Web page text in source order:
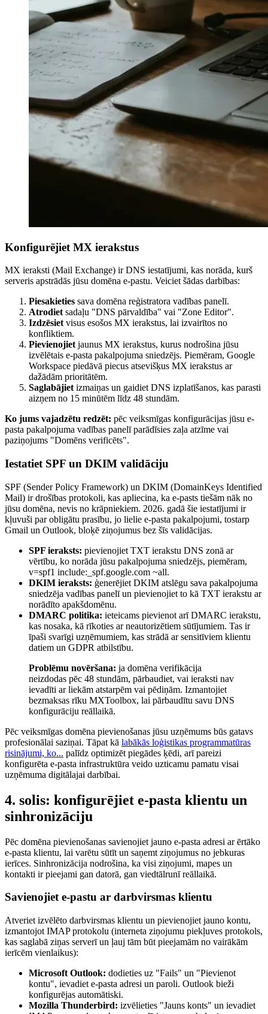
Konfigurējiet MX ierakstus
MX ieraksti (Mail Exchange) ir DNS iestatījumi, kas norāda, kurš
serveris apstrādās jūsu domēna e-pastu. Veiciet šādas darbības:
Piesakieties sava domēna reģistratora vadības panelī.
Atrodiet sadaļu "DNS pārvaldība" vai "Zone Editor".
Izdzēsiet visus esošos MX ierakstus, lai izvairītos no
konfliktiem.
Pievienojiet jaunus MX ierakstus, kurus nodrošina jūsu
izvēlētais e-pasta pakalpojuma sniedzējs. Piemēram, Google
Workspace piedāvā piecus atsevišķus MX ierakstus ar
dažādām prioritātēm.
Saglabājiet izmaiņas un gaidiet DNS izplatīšanos, kas parasti
aizņem no 15 minūtēm līdz 48 stundām.
Ko jums vajadzētu redzēt: pēc veiksmīgas konfigurācijas jūsu e-
pasta pakalpojuma vadības panelī parādīsies zaļa atzīme vai
paziņojums "Domēns verificēts".
Iestatiet SPF un DKIM validāciju
SPF (Sender Policy Framework) un DKIM (DomainKeys Identified
Mail) ir drošības protokoli, kas apliecina, ka e-pasts tiešām nāk no
jūsu domēna, nevis no krāpniekiem. 2026. gadā šie iestatījumi ir
kļuvuši par obligātu prasību, jo lielie e-pasta pakalpojumi, tostarp
Gmail un Outlook, bloķē ziņojumus bez šīs validācijas.
SPF ieraksts: pievienojiet TXT ierakstu DNS zonā ar
vērtību, ko norāda jūsu pakalpojuma sniedzējs, piemēram,
v=spf1 include:_spf.google.com ~all.
DKIM ieraksts: ģenerējiet DKIM atslēgu sava pakalpojuma
sniedzēja vadības panelī un pievienojiet to kā TXT ierakstu ar
norādīto apakšdomēnu.
DMARC politika: ieteicams pievienot arī DMARC ierakstu,
kas nosaka, kā rīkoties ar neautorizētiem sūtījumiem. Tas ir
īpaši svarīgi uzņēmumiem, kas strādā ar sensitīviem klientu
datiem un GDPR atbilstību.
Problēmu novēršana: ja domēna verifikācija
neizdodas pēc 48 stundām, pārbaudiet, vai ieraksti nav
ievadīti ar liekām atstarpēm vai pēdiņām. Izmantojiet
bezmaksas rīku MXToolbox, lai pārbaudītu savu DNS
konfigurāciju reāllaikā.
Pēc veiksmīgas domēna pievienošanas jūsu uzņēmums būs gatavs
profesionālai saziņai. Tāpat kā labākās loģistikas programmatūras
risinājumi, ko... palīdz optimizēt piegādes ķēdi, arī pareizi
konfigurēta e-pasta infrastruktūra veido uzticamu pamatu visai
uzņēmuma digitālajai darbībai.
4. solis: konfigurējiet e-pasta klientu un
sinhronizāciju
Pēc domēna pievienošanas savienojiet jauno e-pasta adresi ar ērtāko
e-pasta klientu, lai varētu sūtīt un saņemt ziņojumus no jebkuras
ierīces. Sinhronizācija nodrošina, ka visi ziņojumi, mapes un
kontakti ir pieejami gan datorā, gan viedtālrunī reāllaikā.
Savienojiet e-pastu ar darbvirsmas klientu
Atveriet izvēlēto darbvirsmas klientu un pievienojiet jauno kontu,
izmantojot IMAP protokolu (interneta ziņojumu piekļuves protokols,
kas saglabā ziņas serverī un ļauj tām būt pieejamām no vairākām
ierīcēm vienlaikus):
Microsoft Outlook: dodieties uz "Fails" un "Pievienot
kontu", ievadiet e-pasta adresi un paroli. Outlook bieži
konfigurējas automātiski.
Mozilla Thunderbird: izvēlieties "Jauns konts" un ievadiet